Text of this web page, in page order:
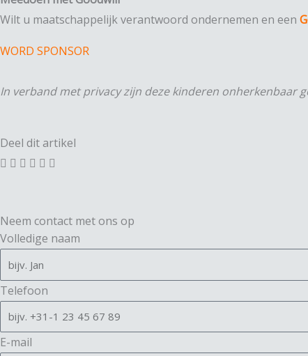
Wilt u maatschappelijk verantwoord ondernemen en een
WORD SPONSOR
In verband met privacy zijn deze kinderen onherkenbaar
Deel dit artikel
Neem contact met ons op
Volledige naam
Telefoon
E-mail